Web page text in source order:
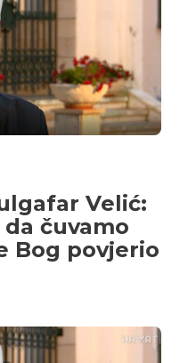
Velić:
da čuvamo
Bog povjerio